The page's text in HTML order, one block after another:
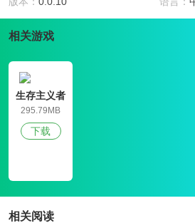
的最新资讯。
游戏特色
戏，新颖体验;
3、你将被安置在一个岛上，靠自己的能力生活;
4、丰富的挑战游戏，许多特殊的生存感受给你不
玩法攻略
2、丰富的资源正等着你来获取，灵活的视角可以
3、面对各种各样的丧尸，你必须灵活地避开它
游戏亮点
相关游戏
生存主义者
入侵破解版
295.79MB
下载
相关阅读